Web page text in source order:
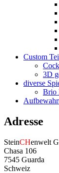
Custom
3D
diverse
Brio
Adresse
SteinCHenwelt
Chasa 106
7545 Guarda
Schweiz